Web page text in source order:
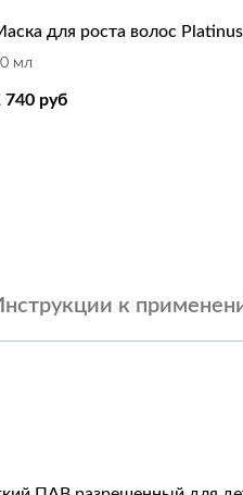
для роста волос Platinus
мл
740 руб
к